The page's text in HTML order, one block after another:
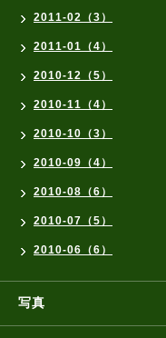
2011-02（3）
2011-01（4）
2010-12（5）
2010-11（4）
2010-10（3）
2010-09（4）
2010-08（6）
2010-07（5）
2010-06（6）
写真